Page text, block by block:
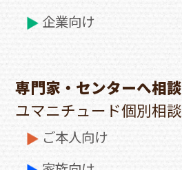
企業向け
専門家・センターへ相談
ユマニチュード個別相談
ご本人向け